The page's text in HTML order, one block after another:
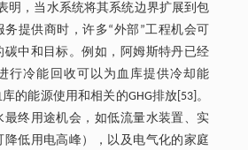
明，当水系统将其系统边界扩展到包
提供商时，许多“外部”工程机会可
碳中和目标。例如，阿姆斯特丹已经
行冷能回收可以为血库提供冷却能
的能源使用和相关的GHG排放[53]。
最终用途机会，如低流量水装置、实
降低用电高峰），以及电气化的家庭